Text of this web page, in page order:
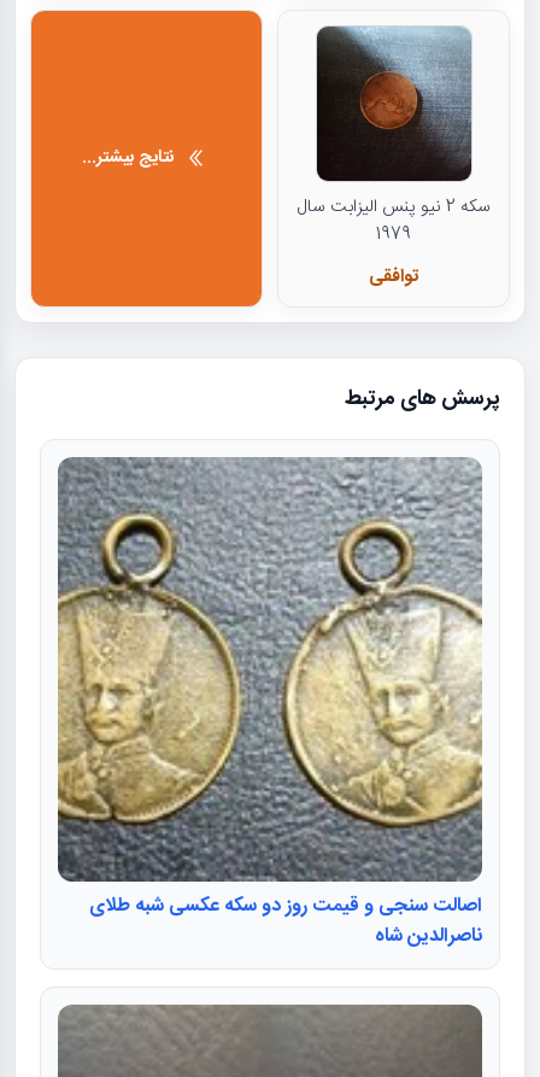
سکه 2 نیو پنس الیزابت سال
1979
توافقی
نتایج بیشتر...
پرسش های مرتبط
اصالت سنجی و قیمت روز دو سکه عکسی شبه طلای
ناصرالدین شاه